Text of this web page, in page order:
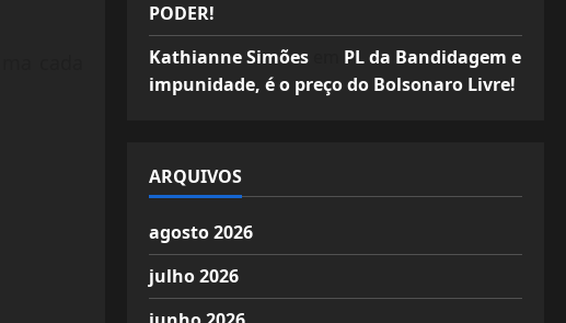
PODER!
Kathianne Simõesem PL da Bandidagem e
impunidade, é o preço do Bolsonaro Livre!
ARQUIVOS
agosto 2026
julho 2026